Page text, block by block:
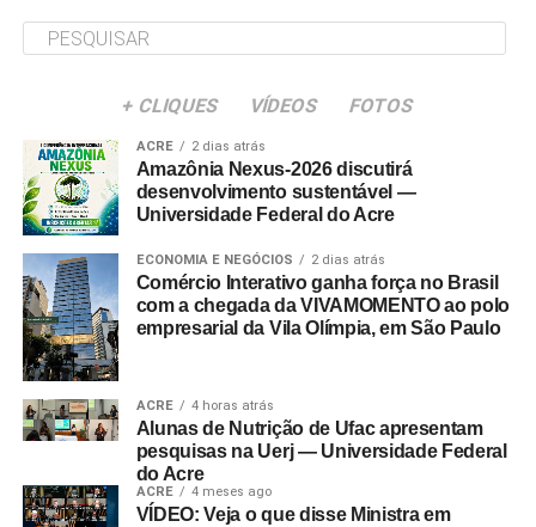
+ CLIQUES VÍDEOS FOTOS
ACRE 2 dias atrás
Amazônia Nexus-2026 discutirá
desenvolvimento sustentável —
Universidade Federal do Acre
ECONOMIA E NEGÓCIOS 2 dias atrás
Comércio Interativo ganha força no Brasil
com a chegada da VIVAMOMENTO ao polo
empresarial da Vila Olímpia, em São Paulo
ACRE 4 horas atrás
Alunas de Nutrição de Ufac apresentam
pesquisas na Uerj — Universidade Federal
do Acre
ACRE 4 meses ago
VÍDEO: Veja o que disse Ministra em